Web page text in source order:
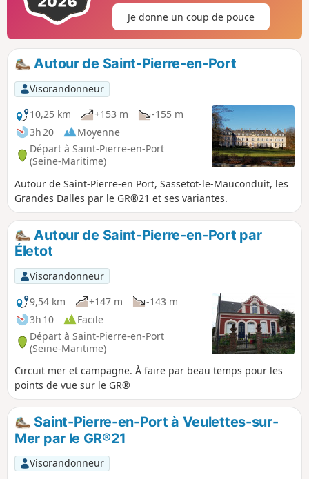
Je donne un coup de pouce
Autour de Saint-Pierre-en-Port
Visorandonneur
10,25 km
+153 m
-155 m
3h 20
Moyenne
Départ à Saint-Pierre-en-Port
(Seine-Maritime)
Autour de Saint-Pierre-en Port, Sassetot-le-Mauconduit, les
Grandes Dalles par le GR®21 et ses variantes.
Autour de Saint-Pierre-en-Port par
Életot
Visorandonneur
9,54 km
+147 m
-143 m
3h 10
Facile
Départ à Saint-Pierre-en-Port
(Seine-Maritime)
Circuit mer et campagne. À faire par beau temps pour les
points de vue sur le GR®
Saint-Pierre-en-Port à Veulettes-sur-
Mer par le GR®21
Visorandonneur